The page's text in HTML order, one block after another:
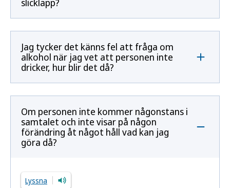
Jag tycker det känns fel att fråga om
alkohol när jag vet att personen inte
dricker, hur blir det då?
Om personen inte kommer någonstans i
samtalet och inte visar på någon
förändring åt något håll vad kan jag
göra då?
Lyssna